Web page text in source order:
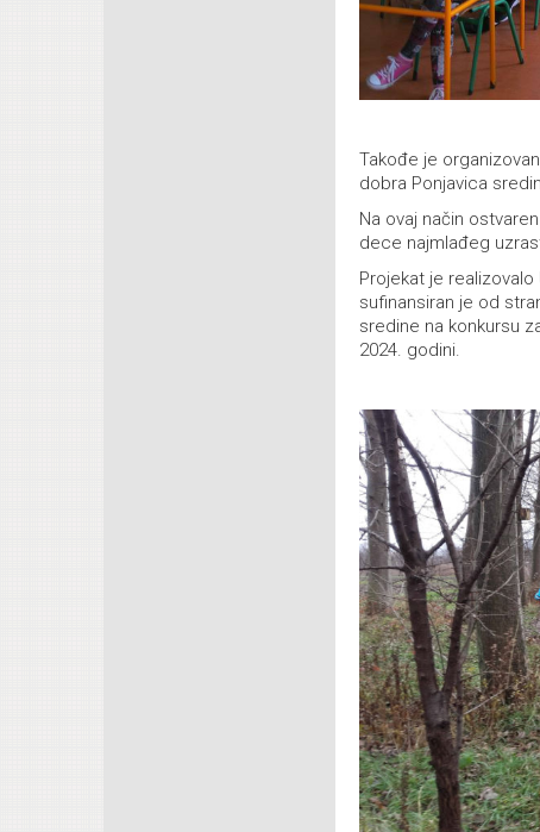
Takođe je
dobra Ponjavica
Na ovaj način
dece najmlađeg
Projekat je realizovalo
sufinansiran je od
sredine na konkursu
2024. godini.